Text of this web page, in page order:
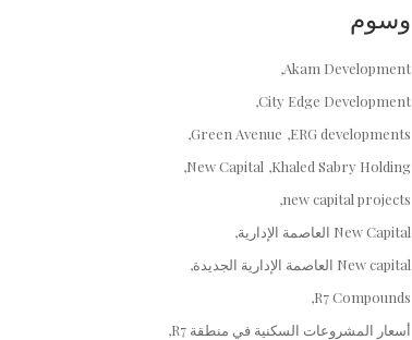
وسوم
Akam Development
City Edge Development
ERG developments
Green Avenue
Khaled Sabry Holding
New Capital
new capital projects
New Capital العاصمة الإدارية
New capital العاصمة الإدارية الجديدة
R7 Compounds
أسعار المشروعات السكنية في منطقة R7